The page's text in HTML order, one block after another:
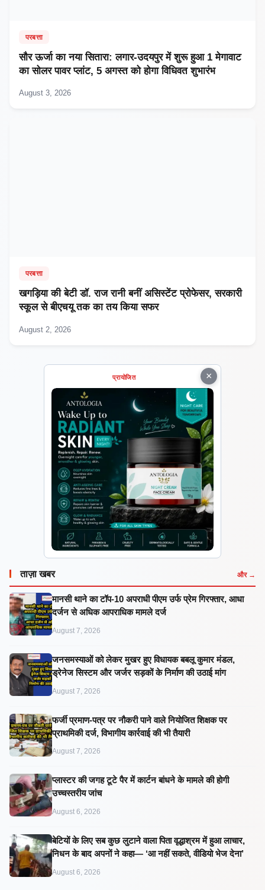
परबत्ता
सौर ऊर्जा का नया सितारा: लगार-उदयपुर में शुरू हुआ 1 मेगावाट
का सोलर पावर प्लांट, 5 अगस्त को होगा विधिवत शुभारंभ
August 3, 2026
परबत्ता
खगड़िया की बेटी डॉ. राज रानी बनीं असिस्टेंट प्रोफेसर, सरकारी
स्कूल से बीएचयू तक का तय किया सफर
August 2, 2026
×
प्रायोजित
ताज़ा खबर और →
मानसी थाने का टॉप-10 अपराधी पीएम उर्फ प्रेम गिरफ्तार, आधा
दर्जन से अधिक आपराधिक मामले दर्ज
August 7, 2026
जनसमस्याओं को लेकर मुखर हुए विधायक बबलू कुमार मंडल,
ड्रेनेज सिस्टम और जर्जर सड़कों के निर्माण की उठाई मांग
August 7, 2026
फर्जी प्रमाण-पत्र पर नौकरी पाने वाले नियोजित शिक्षक पर
प्राथमिकी दर्ज, विभागीय कार्रवाई की भी तैयारी
August 7, 2026
प्लास्टर की जगह टूटे पैर में कार्टन बांधने के मामले की होगी
उच्चस्तरीय जांच
August 6, 2026
बेटियों के लिए सब कुछ लुटाने वाला पिता वृद्धाश्रम में हुआ लाचार,
निधन के बाद अपनों ने कहा— ‘आ नहीं सकते, वीडियो भेज देना’
August 6, 2026